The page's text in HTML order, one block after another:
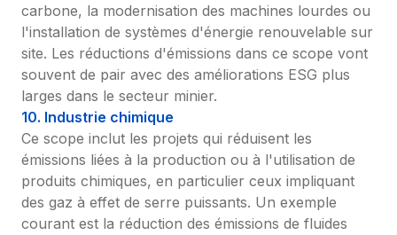
carbone, la modernisation des machines lourdes ou
l'installation de systèmes d'énergie renouvelable sur
site. Les réductions d'émissions dans ce scope vont
souvent de pair avec des améliorations ESG plus
larges dans le secteur minier.
10. Industrie chimique
Ce scope inclut les projets qui réduisent les
émissions liées à la production ou à l'utilisation de
produits chimiques, en particulier ceux impliquant
des gaz à effet de serre puissants. Un exemple
courant est la réduction des émissions de fluides